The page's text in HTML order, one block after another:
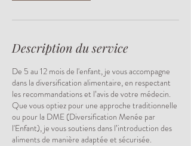
Description du service
De 5 au 12 mois de l'enfant, je vous accompagne
dans la diversification alimentaire, en respectant
les recommandations et l’avis de votre médecin.
Que vous optiez pour une approche traditionnelle
ou pour la DME (Diversification Menée par
l'Enfant), je vous soutiens dans l’introduction des
aliments de manière adaptée et sécurisée.